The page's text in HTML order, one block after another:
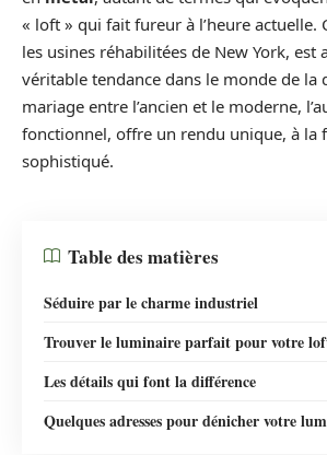
« loft » qui fait fureur à l’heure actuelle.
les usines réhabilitées de New York, est
véritable tendance dans le monde de la
mariage entre l’ancien et le moderne,
fonctionnel, offre un rendu unique, à la
sophistiqué.
Table des matières
Séduire par le charme industriel
Trouver le luminaire parfait pour votre
Les détails qui font la différence
Quelques adresses pour dénicher votre